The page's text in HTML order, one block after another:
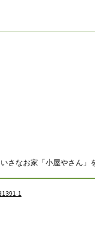
さなお家「小屋やさん」
1391-1